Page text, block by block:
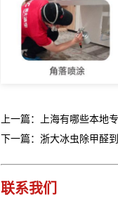
上一篇：上海有哪些本地
下一篇：浙大冰虫除甲醛
联系我们